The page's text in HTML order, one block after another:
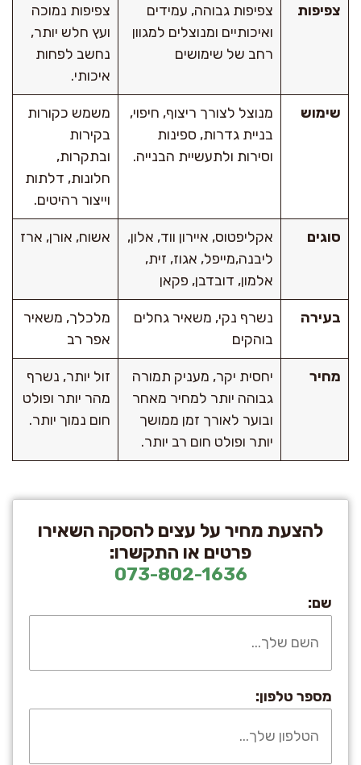
צפיפות
צפיפות גבוהה, עמידים
ואיכותיים ומנוצלים למגוון
רחב של שימושים
צפיפות נמוכה
ועץ חלש יותר,
נחשב לפחות
איכותי.
שימוש
מנוצל לצורך ריצוף, חיפוי,
בניית גדרות, ספינות
וסירות ולתעשיית הבנייה.
משמש כקורות
בקירות
ובתקרות,
חלונות, דלתות
וייצור רהיטים.
סוגים
אקליפטוס, איירון ווד, אלון,
ליבנה,מייפל, אגוז, זית,
אלמון, דובדבן, פקאן
אשוח, אורן, ארז
בעירה
נשרף נקי, משאיר גחלים
בוהקים
מלכלך, משאיר
אפר רב
מחיר
יחסית יקר, מעניק תמורה
גבוהה יותר למחיר מאחר
ובוער לאורך זמן ממושך
יותר ופולט חום רב יותר.
זול יותר, נשרף
מהר יותר ופולט
חום נמוך יותר.
להצעת מחיר על עצים להסקה השאירו
פרטים או התקשרו:
073-802-1636
שם:
מספר טלפון: